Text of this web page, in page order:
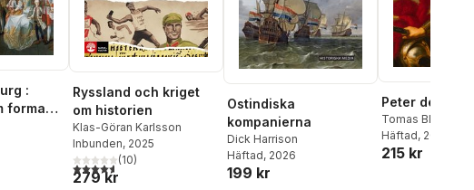
:
formade
Ryssland och kriget
om historien
Klas-Göran Karlsson
Inbunden, 2025
4,6utav 5 stjärnor. Totalt antal röster:
(10)
279 kr
Ostindiska
kompanierna
Dick Harrison
Häftad, 2026
199 kr
Peter den
Tomas Blom
Häftad, 2024
215 kr